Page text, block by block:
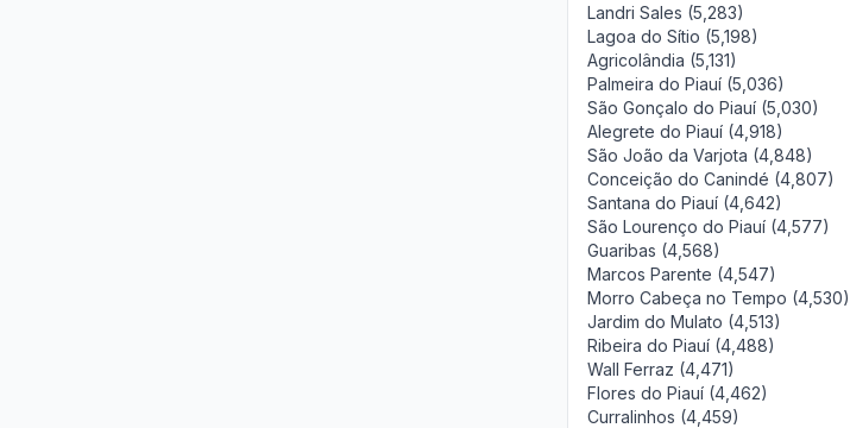
Landri Sales (5,283)
Lagoa do Sítio (5,198)
Agricolândia (5,131)
Palmeira do Piauí (5,036)
São Gonçalo do Piauí (5,030)
Alegrete do Piauí (4,918)
São João da Varjota (4,848)
Conceição do Canindé (4,807)
Santana do Piauí (4,642)
São Lourenço do Piauí (4,577)
Guaribas (4,568)
Marcos Parente (4,547)
Morro Cabeça no Tempo (4,530)
Jardim do Mulato (4,513)
Ribeira do Piauí (4,488)
Wall Ferraz (4,471)
Flores do Piauí (4,462)
Curralinhos (4,459)